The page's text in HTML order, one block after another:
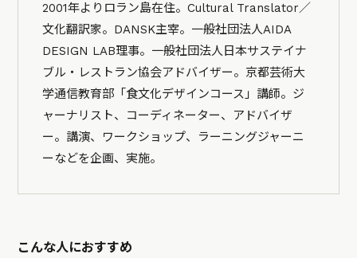
2001年よりロラン島在住。Cultural Translator／
文化翻訳家。DANSK主宰。一般社団法人AIDA
DESIGN LAB理事。一般社団法人日本サステイナ
ブル・レストラン協会アドバイザー。京都芸術大
学通信教育部「食文化デザインコース」講師。ジ
ャーナリスト、コーディネーター、アドバイザ
ー。講演、ワークショップ、ラーニングジャーニ
ーなどを企画、実施。
こんな人におすすめ